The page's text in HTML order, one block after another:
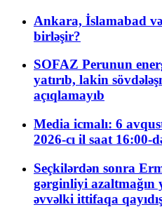
Ankara, İslamabad
birləşir?
SOFAZ Perunun
yatırıb, lakin
açıqlamayıb
Media icmalı: 6
2026-cı il saat 16:00-
Seçkilərdən sonra
gərginliyi azaltmağın
əvvəlki ittifaqa